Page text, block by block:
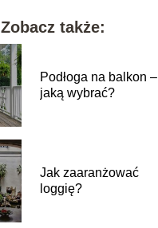
Zobacz także:
Podłoga na balkon –
jaką wybrać?
Jak zaaranżować
loggię?